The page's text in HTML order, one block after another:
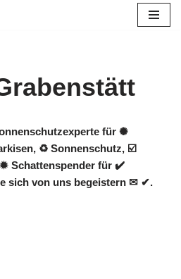
für ✺
♻ Sonnenschutz, ☑️
Schattenspender für ✔️
sich von uns begeistern ✉ ✔.